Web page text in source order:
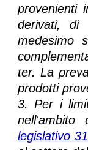
provenienti
derivati, di
medesimo
ter. La
prodotti
3. Per i
legislativo